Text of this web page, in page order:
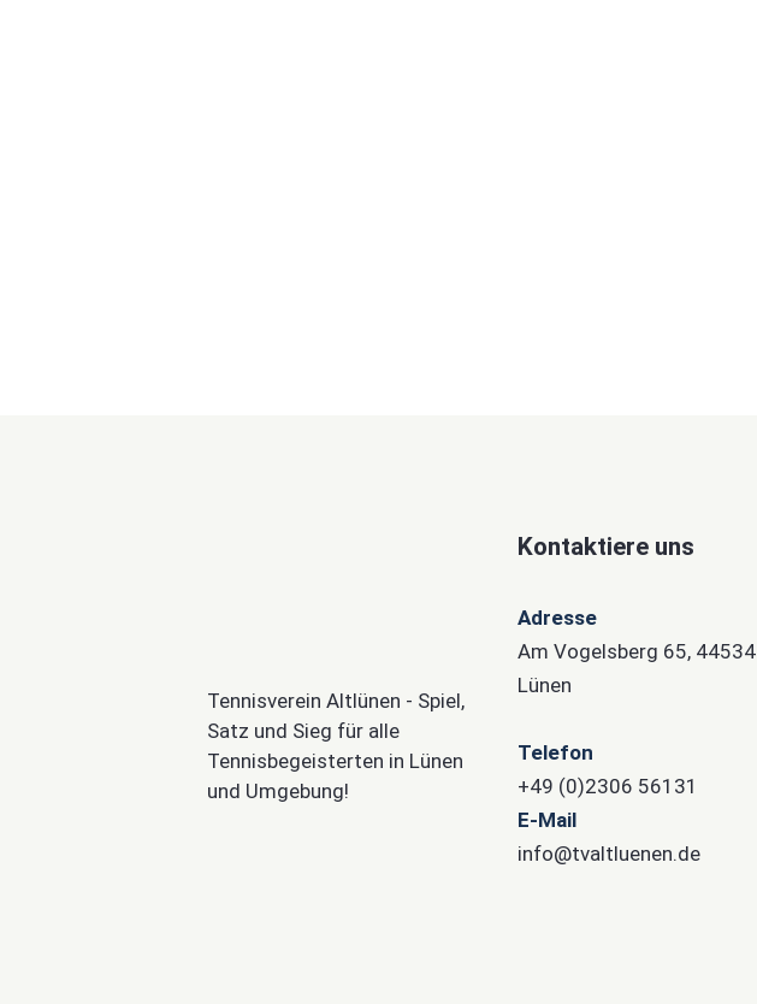
Tennisverein Altlünen - Spiel,
Satz und Sieg für alle
Tennisbegeisterten in Lünen
und Umgebung!
Kontaktiere uns
Adresse
Am Vogelsberg 65, 44534
Lünen
Telefon
+49 (0)2306 56131
E-Mail
info@tvaltluenen.de